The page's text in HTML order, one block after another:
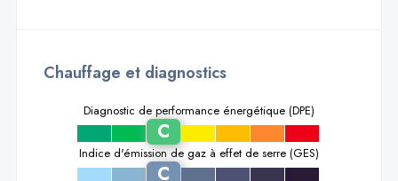
Chauffage et diagnostics
Diagnostic de performance énergétique (DPE)
C
Indice d'émission de gaz à effet de serre (GES)
C